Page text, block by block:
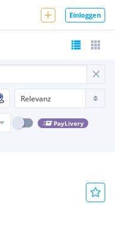
Einloggen
PayLivery